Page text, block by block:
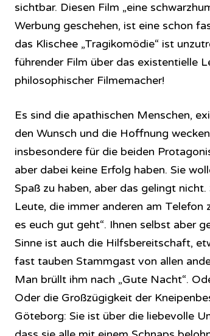
sichtbar. Diesen Film „eine
Werbung geschehen, ist eine schon
das Klischee „Tragikomödie“ ist
führender Film über das existentielle
philosophischer Filmemacher!
Es sind die apathischen Menschen,
den Wunsch und die Hoffnung
insbesondere für die beiden
aber dabei keine Erfolg haben. Sie
Spaß zu haben, aber das gelingt
Leute, die immer anderen am Telefon
es euch gut geht“. Ihnen selbst aber
Sinne ist auch die Hilfsbereitschaft,
fast tauben Stammgast von allen
Man brüllt ihm nach „Gute Nacht“.
Oder die Großzügigkeit der
Göteborg: Sie ist über die liebevolle